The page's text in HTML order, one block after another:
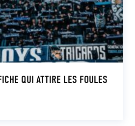
QUI ATTIRE LES FOULES